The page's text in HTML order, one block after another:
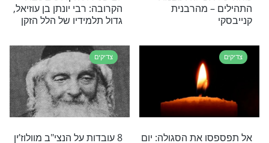
כ"ח תמוז - יום
שלמה גאנצפריד,
7 עובדות על רבי חיים ויטאל,
העץ חיים, שיום פטירתו ל’
צדיקים